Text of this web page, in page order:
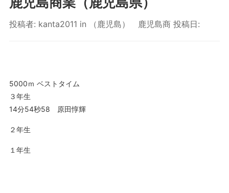
投稿者: kanta2011 in （鹿児島） 鹿児島商投稿日:
5000ｍ ベストタイム
３年生
14分54秒58 原田惇輝
２年生
１年生